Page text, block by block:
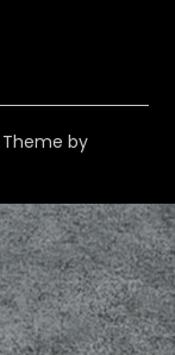
Theme by